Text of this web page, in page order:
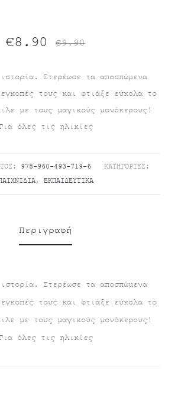
Στερέωσε τα αποσπώμενα
τους και φτιάξε εύκολα το
με τους μαγικούς μονόκερους!
όλες τις ηλικίες
€9.90
price
was:
€9.90.
€8.90
Η
978-960-493-719-6
ΚΑΤΗΓΟΡΊΕΣ:
, ΕΚΠΑΙΔΕΥΤΙΚΆ
Περιγραφή
Στερέωσε τα αποσπώμενα
τους και φτιάξε εύκολα το
με τους μαγικούς μονόκερους!
όλες τις ηλικίες